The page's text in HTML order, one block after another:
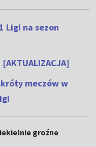
Ligi na sezon
meczów w
groźne